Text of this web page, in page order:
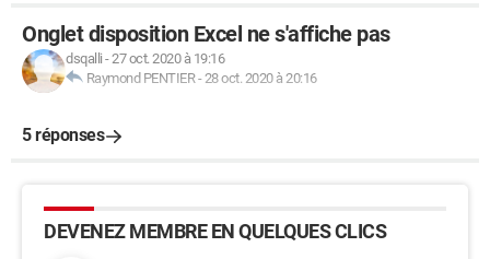
Onglet disposition Excel ne s'affiche pas
dsqalli -27 oct. 2020 à 19:16
Raymond PENTIER-28 oct. 2020 à 20:16
5 réponses
DEVENEZ MEMBRE EN QUELQUES CLICS